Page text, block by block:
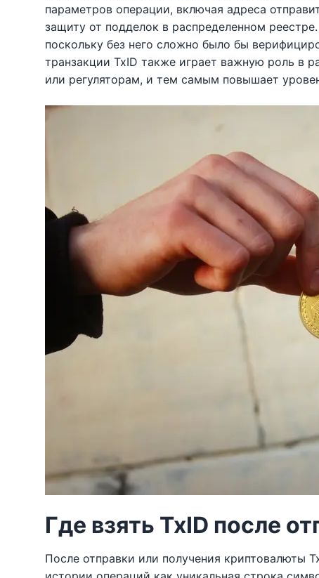
параметров операции, включая адреса
защиту от подделок в распределенном
поскольку без него сложно было бы
транзакции TxID также играет важную роль в
или регуляторам, и тем самым повышает
Где взять TxID после
После отправки или получения криптовалюты